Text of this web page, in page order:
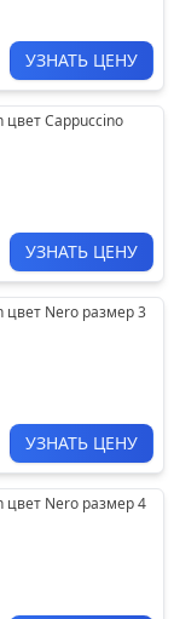
УЗНАТЬ ЦЕНУ
цвет Cappuccino
УЗНАТЬ ЦЕНУ
цвет Nero размер 3
УЗНАТЬ ЦЕНУ
цвет Nero размер 4